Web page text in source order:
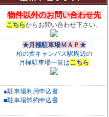
物件以外のお問い合わせ先
こちらからお問い合わせ下さい。
★月極駐車場ＭＡＰ★
柏の葉キャンパス駅周辺の
月極駐車場一覧はこちら
●駐車場利用申込書
■駐車場解約申込書